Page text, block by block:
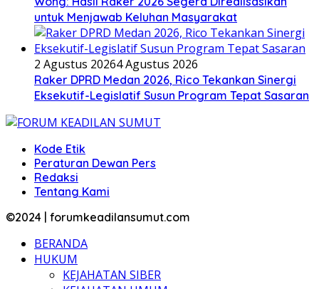
untuk Menjawab Keluhan Masyarakat
2 Agustus 20264 Agustus 2026
Raker DPRD Medan 2026, Rico Tekankan Sinergi
Eksekutif-Legislatif Susun Program Tepat Sasaran
Kode Etik
Peraturan Dewan Pers
Redaksi
Tentang Kami
©2024 | forumkeadilansumut.com
BERANDA
HUKUM
KEJAHATAN SIBER